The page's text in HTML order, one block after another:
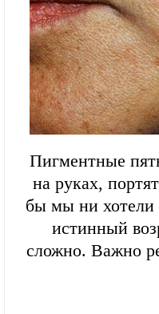
Пигментные
на руках,
бы мы ни хотели
истинный
сложно. Важно